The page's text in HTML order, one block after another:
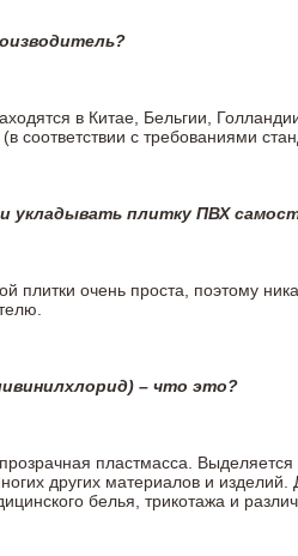
в Китае, Бельгии,
соответствии с требованиями
укладывать плитку ПВХ
плитки очень проста, поэтому
– что это?
пластмасса.
других материалов и
белья, трикотажа и